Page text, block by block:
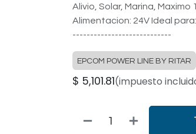
Alivio, Solar, Marina,
Alimentacion: 24V Ideal
----------------------------
EPCOM POWER LINE BY RITAR
$ 5,101.81(impuesto